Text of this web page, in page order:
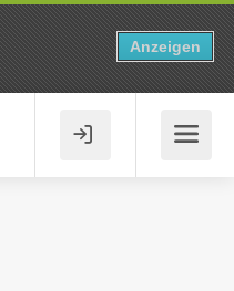
Anzeigen